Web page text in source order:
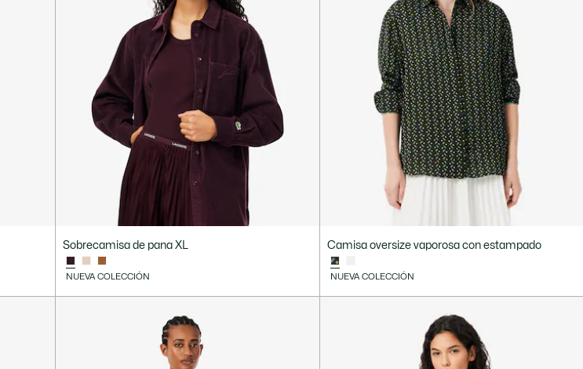
Sobrecamisa de pana XL
NUEVA COLECCIÓN
Camisa oversize vaporosa con estampado
NUEVA COLECCIÓN